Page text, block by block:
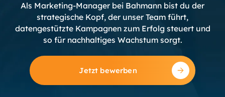
Als Marketing-Manager bei Bahmann bist du der
strategische Kopf, der unser Team führt,
datengestützte Kampagnen zum Erfolg steuert und
so für nachhaltiges Wachstum sorgt.
Jetzt bewerben